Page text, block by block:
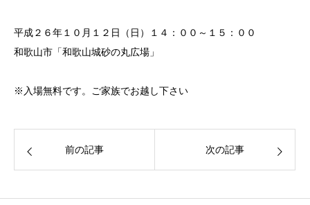
平成２６年１０月１２日（日）１４：００～１５：００
和歌山市「和歌山城砂の丸広場」
※入場無料です。ご家族でお越し下さい
前の記事 次の記事